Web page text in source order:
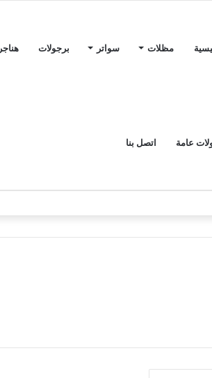
مظلات سواتر برجولات هناجر
عامة اتصل بنا